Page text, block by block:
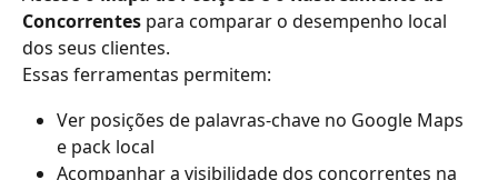
Concorrentes para comparar o desempenho local
dos seus clientes.
Essas ferramentas permitem:
Ver posições de palavras-chave no Google Maps
e pack local
Acompanhar a visibilidade dos concorrentes na